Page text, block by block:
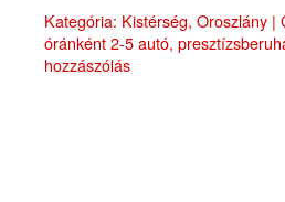
Kategória: Kistérség, Oroszlány |
óránként 2-5 autó,
hozzászólás